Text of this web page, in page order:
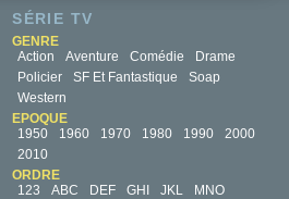
SÉRIE TV
GENRE
Action
Aventure Comédie
Drame
Policier
SF Et Fantastique
Soap
Western
EPOQUE
1950
1960 1970 1980 1990
2000
2010
ORDRE
123
ABC DEF GHI JKL
MNO